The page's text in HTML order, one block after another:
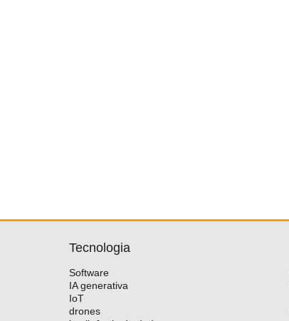
Tecnologia
Software
IA generativa
IoT
drones